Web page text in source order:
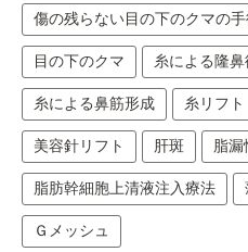
傷の残らない目の下のクマの
目の下のクマ 糸による隆鼻
糸による鼻筋形成 糸リフト
美容針リフト 肝斑 脂漏
脂肪幹細胞上清液注入療法
Ｇメッシュ